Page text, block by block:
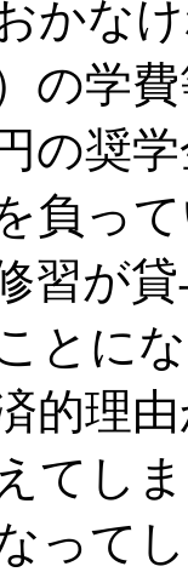
かな
の学
の奨
負っ
習が
とに
的理
てし
って